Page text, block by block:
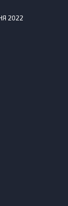
2022